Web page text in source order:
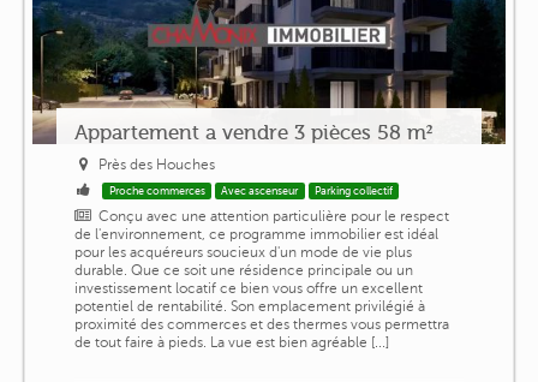
Appartement a vendre 3 pièces 58 m²
Près des Houches
Proche commerces Avec ascenseur Parking collectif
Conçu avec une attention particulière pour le respect
de l'environnement, ce programme immobilier est idéal
pour les acquéreurs soucieux d'un mode de vie plus
durable. Que ce soit une résidence principale ou un
investissement locatif ce bien vous offre un excellent
potentiel de rentabilité. Son emplacement privilégié à
proximité des commerces et des thermes vous permettra
de tout faire à pieds. La vue est bien agréable [...]